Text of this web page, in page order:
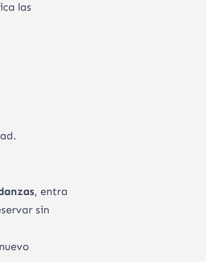
las
, entra
sin